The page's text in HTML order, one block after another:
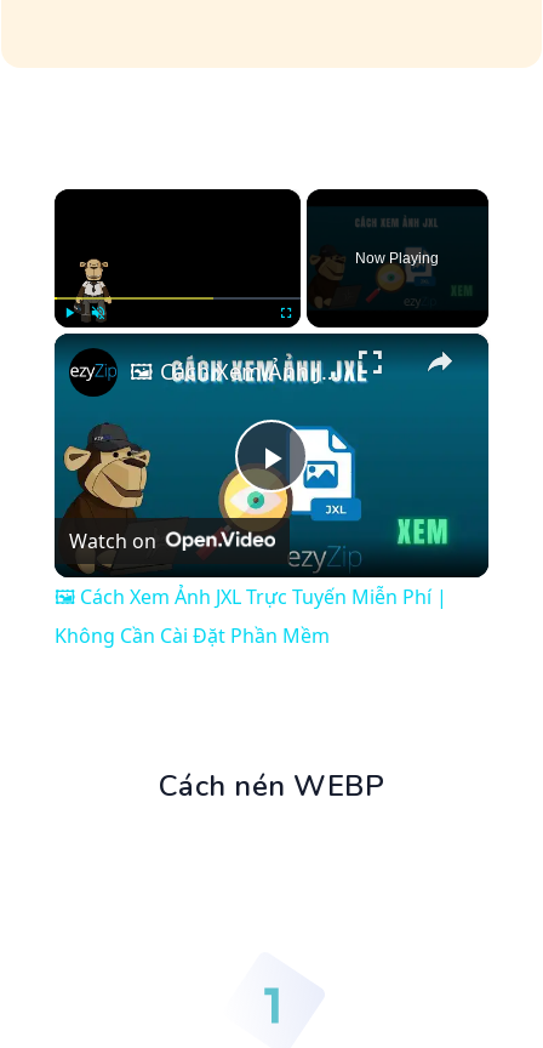
×
Now Playing
×
Play
Video
🖼️ Cách Xem Ảnh JXL Trực Tuyến Miễn Phí | Không Cần Cài Đặt Phần Mềm
Watch on
🖼️ Cách Xem Ảnh JXL Trực Tuyến Miễn Phí |
Không Cần Cài Đặt Phần Mềm
Cách nén WEBP